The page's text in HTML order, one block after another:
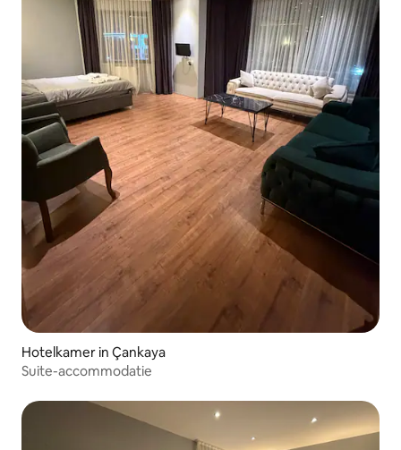
Hotelkamer in Çankaya
Suite-accommodatie